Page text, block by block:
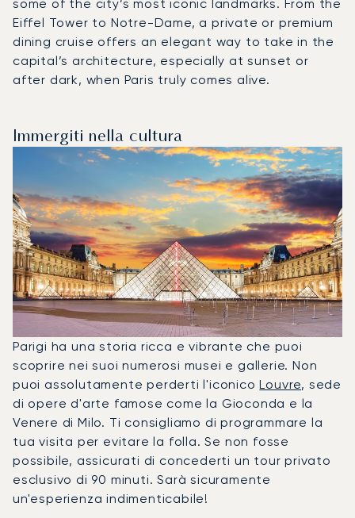
some of the city’s most iconic landmarks. From the
Eiffel Tower to Notre-Dame, a private or premium
dining cruise offers an elegant way to take in the
capital’s architecture, especially at sunset or
after dark, when Paris truly comes alive.
Immergiti nella cultura
Parigi ha una storia ricca e vibrante che puoi
scoprire nei suoi numerosi musei e gallerie. Non
puoi assolutamente perderti l'iconicoLouvre, sede
di opere d'arte famose come la Gioconda e la
Venere di Milo. Ti consigliamo di programmare la
tua visita per evitare la folla. Se non fosse
possibile, assicurati di concederti un tour privato
esclusivo di 90 minuti. Sarà sicuramente
un'esperienza indimenticabile!